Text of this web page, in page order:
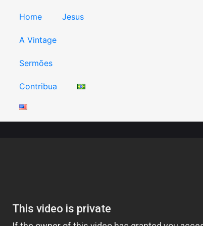
Home Jesus
A Vintage
Sermões
Contribua